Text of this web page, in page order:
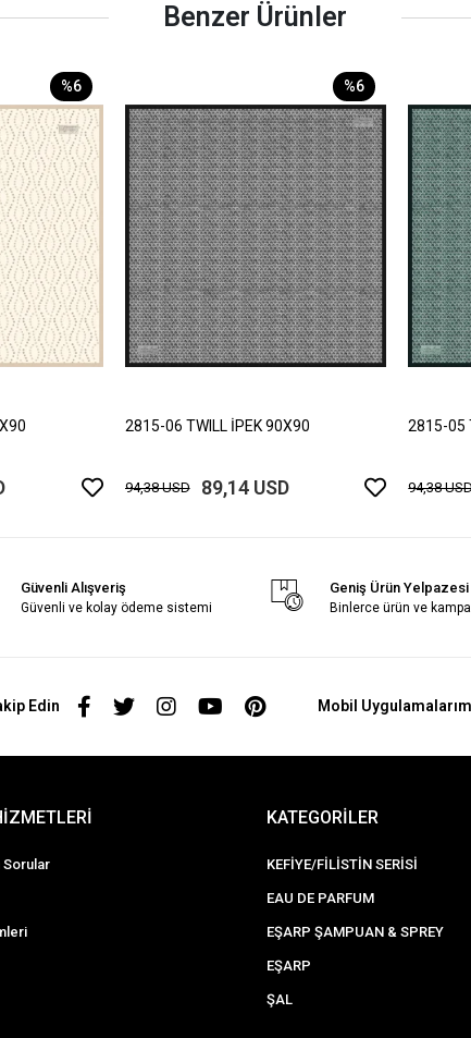
Benzer Ürünler
%6 %6
2815-06 TWILL İPEK 90X90
94,38 USD 89,14 USD
2815-05
94,38
Güvenli Alışveriş
Güvenli ve kolay ödeme sistemi
Geniş Ürün Yelpazesi
Binlerce ürün ve
Edin Mobil
Sorular
KATEGORİLER
KEFİYE/FİLİSTİN SERİSİ
EAU DE PARFUM
EŞARP ŞAMPUAN & SPREY
EŞARP
ŞAL